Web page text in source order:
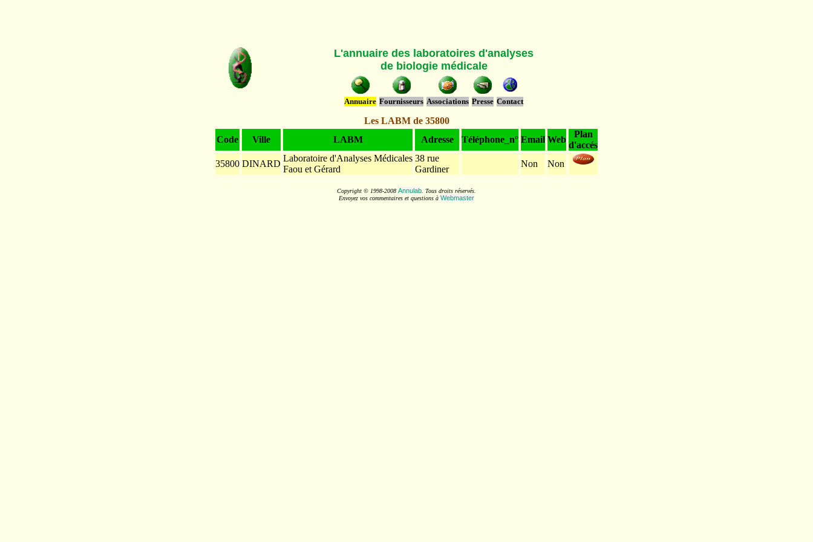
L'annuaire des laboratoires d'analyses
de biologie médicale
Annuaire Fournisseurs Associations Presse Contact
Les LABM de 35800
Code
Ville LABM Adresse Téléphone_n° Email Web
Plan
d'accés
35800 DINARD
Laboratoire d'Analyses Médicales
Faou et Gérard
38 rue
Gardiner
Non Non
Copyright © 1998-2008 Annulab . Tous droits réservés.
Envoyez vos commentaires et questions à Webmaster